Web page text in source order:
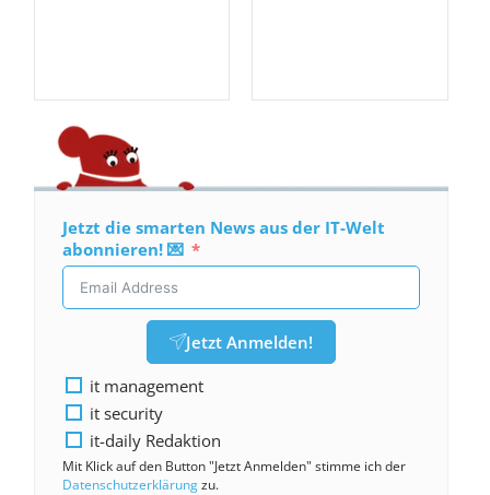
Jetzt die smarten News aus der IT-Welt
abonnieren! 💌
Jetzt Anmelden!
it management
it security
it-daily Redaktion
Mit Klick auf den Button "Jetzt Anmelden" stimme ich der
Datenschutzerklärungzu.